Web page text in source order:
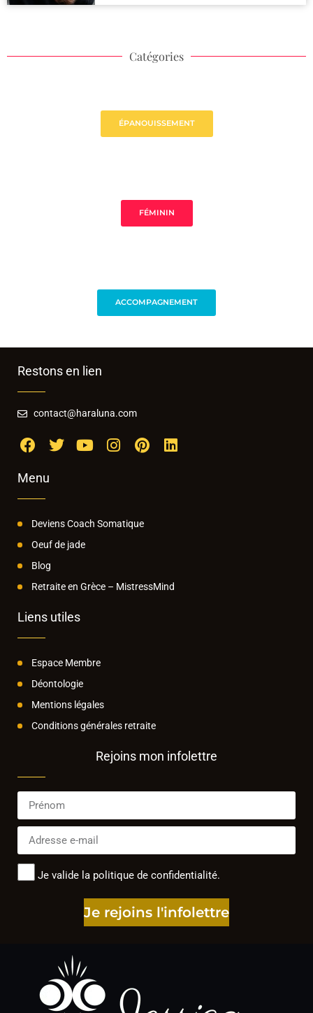
Catégories
ÉPANOUISSEMENT
FÉMININ
ACCOMPAGNEMENT
Restons en lien
contact@haraluna.com
Menu
Deviens Coach Somatique
Oeuf de jade
Blog
Retraite en Grèce – MistressMind
Liens utiles
Espace Membre
Déontologie
Mentions légales
Conditions générales retraite
Rejoins mon infolettre
Je valide la politique de confidentialité.
Je rejoins l'infolettre